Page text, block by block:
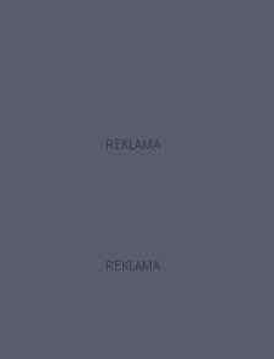
REKLAMA
REKLAMA